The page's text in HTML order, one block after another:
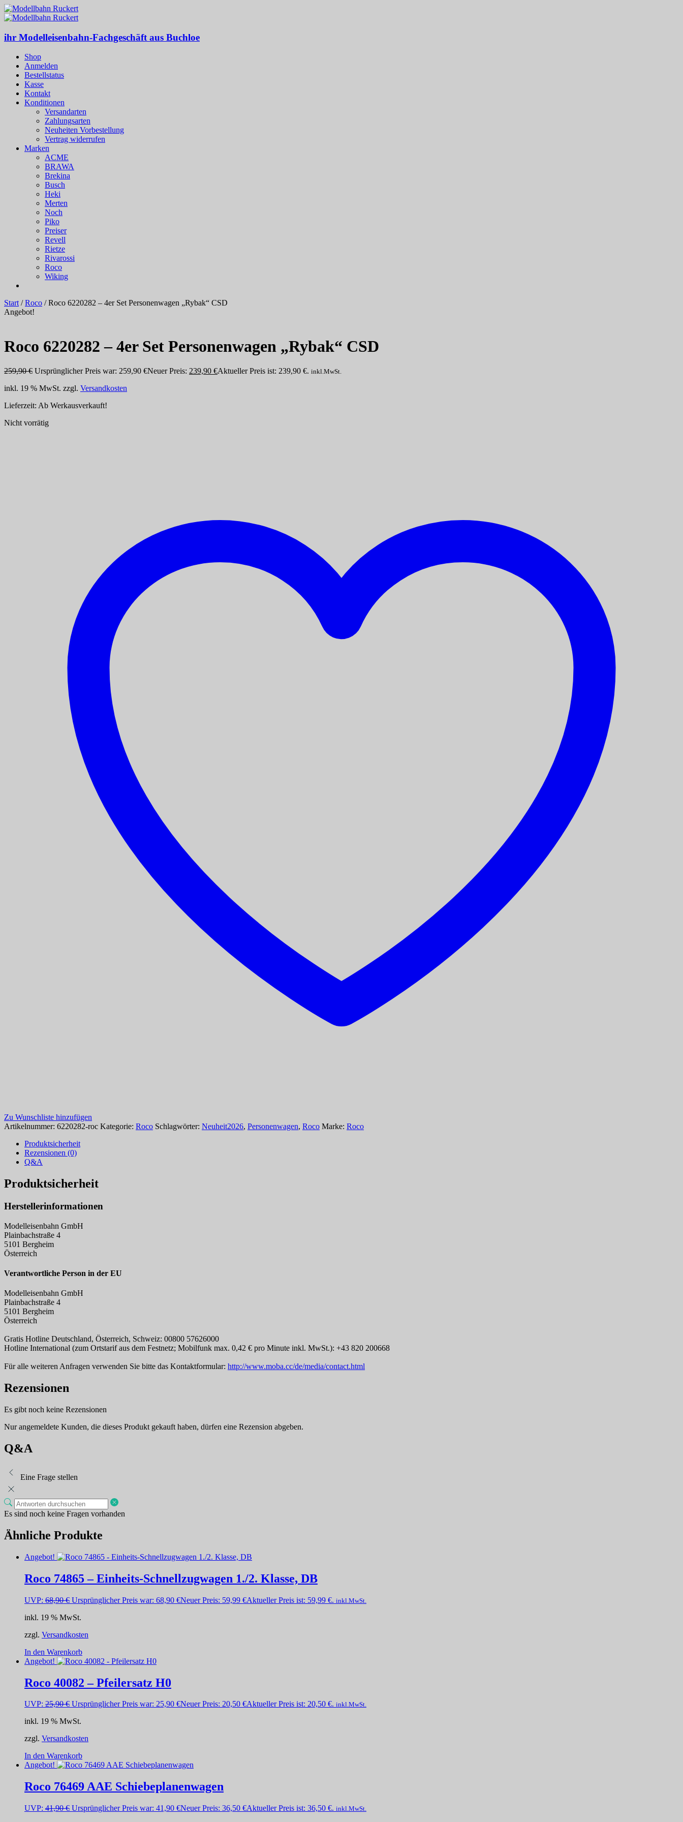
ihr Modelleisenbahn-Fachgeschäft aus Buchloe
Shop
Anmelden
Bestellstatus
Kasse
Kontakt
Konditionen
Versandarten
Zahlungsarten
Neuheiten Vorbestellung
Vertrag widerrufen
Marken
ACME
BRAWA
Brekina
Busch
Heki
Merten
Noch
Piko
Preiser
Revell
Rietze
Rivarossi
Roco
Wiking
Start/Roco / Roco 6220282 – 4er Set Personenwagen „Rybak“ CSD
Angebot!
Roco 6220282 – 4er Set Personenwagen „Rybak“ CSD
259,90€ Ursprünglicher Preis war: 259,90 €Neuer Preis: 239,90 €Aktueller Preis ist: 239,90 €. inkl.MwSt.
inkl. 19 % MwSt. zzgl. Versandkosten
Lieferzeit: Ab Werkausverkauft!
Nicht vorrätig
Zu Wunschliste hinzufügen
Artikelnummer: 6220282-roc Kategorie: Roco Schlagwörter: Neuheit2026, Personenwagen, Roco Marke: Roco
Produktsicherheit
Rezensionen (0)
Q&A
Produktsicherheit
Herstellerinformationen
Modelleisenbahn GmbH
Plainbachstraße 4
5101 Bergheim
Österreich
Verantwortliche Person in der EU
Modelleisenbahn GmbH
Plainbachstraße 4
5101 Bergheim
Österreich
Gratis Hotline Deutschland, Österreich, Schweiz: 00800 57626000
Hotline International (zum Ortstarif aus dem Festnetz; Mobilfunk max. 0,42 € pro Minute inkl. MwSt.): +43 820 200668
Für alle weiteren Anfragen verwenden Sie bitte das Kontaktformular: http://www.moba.cc/de/media/contact.html
Rezensionen
Es gibt noch keine Rezensionen
Nur angemeldete Kunden, die dieses Produkt gekauft haben, dürfen eine Rezension abgeben.
Q&A
Eine Frage stellen
Es sind noch keine Fragen vorhanden
Ähnliche Produkte
Angebot!
Roco 74865 – Einheits-Schnellzugwagen 1./2. Klasse, DB
UVP: 68,90€ Ursprünglicher Preis war: 68,90 €Neuer Preis: 59,99 €Aktueller Preis ist: 59,99 €. inkl.MwSt.
inkl. 19 % MwSt.
zzgl. Versandkosten
In den Warenkorb
Angebot!
Roco 40082 – Pfeilersatz H0
UVP: 25,90€ Ursprünglicher Preis war: 25,90 €Neuer Preis: 20,50 €Aktueller Preis ist: 20,50 €. inkl.MwSt.
inkl. 19 % MwSt.
zzgl. Versandkosten
In den Warenkorb
Angebot!
Roco 76469 AAE Schiebeplanenwagen
UVP: 41,90€ Ursprünglicher Preis war: 41,90 €Neuer Preis: 36,50 €Aktueller Preis ist: 36,50 €. inkl.MwSt.